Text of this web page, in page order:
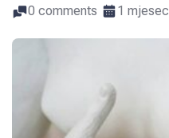
0 comments 1